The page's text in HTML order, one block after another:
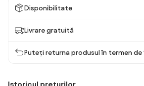
Disponibilitate
Livrare gratuită
Puteți returna produsul în termen de
Istoricul prețurilor